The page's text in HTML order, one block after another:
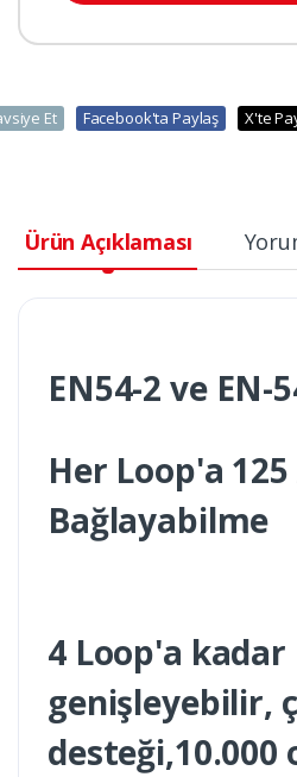
Et Facebook'ta Paylaş X'te
Ürün Açıklaması
EN54-2 ve EN-
Her Loop'a
Bağlayabilme
4 Loop'a kadar
genişleyebilir,
desteği,10.000